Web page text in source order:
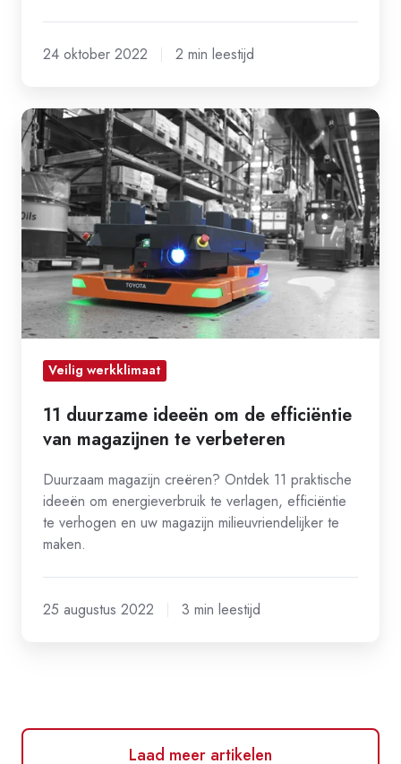
24 oktober 2022 2 min leestijd
11
duurzame
ideeën
om
de
efficiëntie
van
magazijnen
te
verbeteren
Veilig werkklimaat
11 duurzame ideeën om de efficiëntie
van magazijnen te verbeteren
Duurzaam magazijn creëren? Ontdek 11 praktische
ideeën om energieverbruik te verlagen, efficiëntie
te verhogen en uw magazijn milieuvriendelijker te
maken.
25 augustus 2022 3 min leestijd
Laad meer artikelen